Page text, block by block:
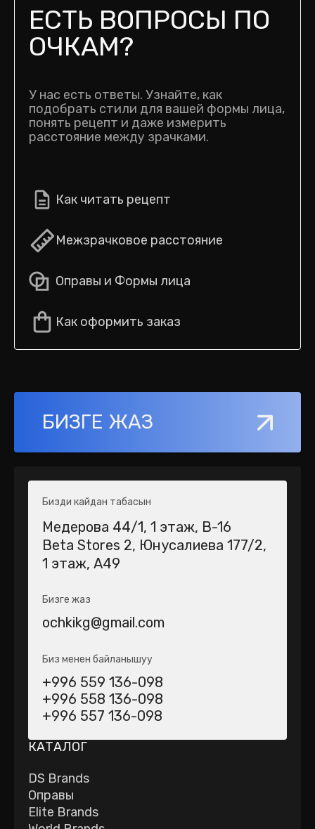
ЕСТЬ ВОПРОСЫ ПО
ОЧКАМ?
У нас есть ответы. Узнайте, как
подобрать стили для вашей формы лица,
понять рецепт и даже измерить
расстояние между зрачками.
Как читать рецепт
Межзрачковое расстояние
Оправы и Формы лица
Как оформить заказ
БИЗГЕ ЖАЗ
Бизди кайдан табасын
Медерова 44/1​, 1 этаж, В-16
Beta Stores 2​, Юнусалиева 177/2,
1 этаж, А49
Бизге жаз
ochkikg@gmail.com
Биз менен байланышуу
+996 559 136-098
+996 558 136-098
+996 557 136-098
КАТАЛОГ
DS Brands
Оправы
Elite Brands